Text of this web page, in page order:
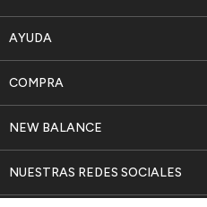
AYUDA
NEW BALANCE
COMPRA
NUESTRAS REDES SOCIALES